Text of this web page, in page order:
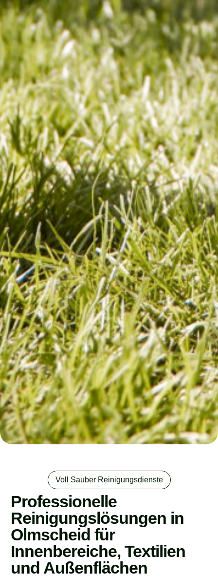
Voll Sauber Reinigungsdienste
Professionelle
Reinigungslösungen in
Olmscheid für
Innenbereiche, Textilien
und Außenflächen